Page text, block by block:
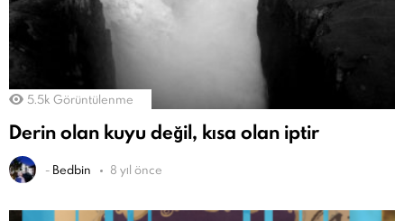
5.5k Görüntülenme
Derin olan kuyu değil, kısa olan iptir
- Bedbin 8 yıl önce